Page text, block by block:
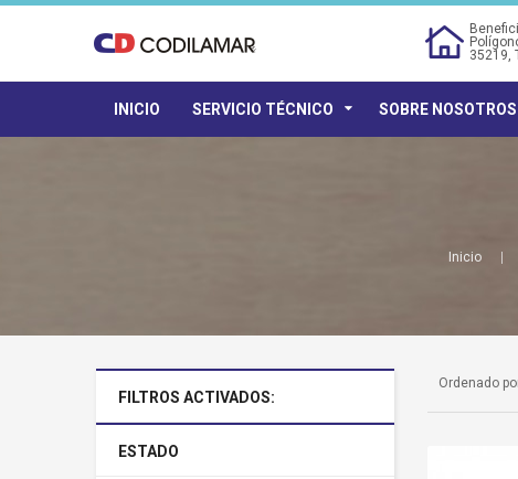
35219,
INICIO SERVICIO TÉCNICO SOBRE NOSOTROS
Inicio
FILTROS ACTIVADOS:
ESTADO
Ordenado